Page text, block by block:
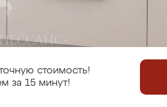
стоимость!
за 15 минут!